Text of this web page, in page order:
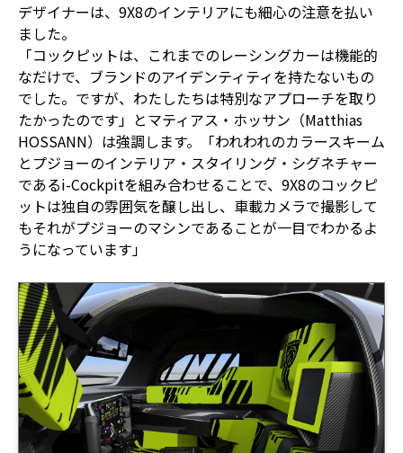
デザイナーは、9X8のインテリアにも細心の注意を払い
ました。
「コックピットは、これまでのレーシングカーは機能的
なだけで、ブランドのアイデンティティを持たないもの
でした。ですが、わたしたちは特別なアプローチを取り
たかったのです」とマティアス・ホッサン（Matthias
HOSSANN）は強調します。「われわれのカラースキーム
とプジョーのインテリア・スタイリング・シグネチャー
であるi-Cockpitを組み合わせることで、9X8のコックピ
ットは独自の雰囲気を醸し出し、車載カメラで撮影して
もそれがプジョーのマシンであることが一目でわかるよ
うになっています」